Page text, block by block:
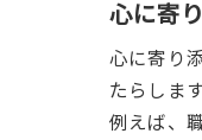
心に寄
心に寄り
たらしま
例えば、